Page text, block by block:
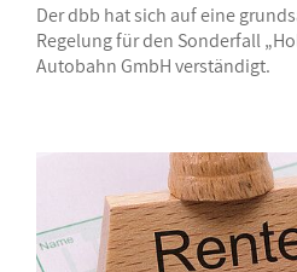
Der dbb hat sich auf eine
Regelung für den Sonderfall
Autobahn GmbH verständigt.